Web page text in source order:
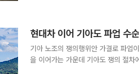
현대차 이어 기아도 파업 수
기아 노조의 쟁의행위안 가결로 파업
을 이어가는 가운데 기아도 쟁의 절차